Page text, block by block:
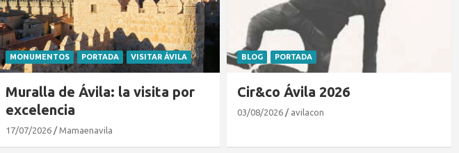
MONUMENTOS PORTADA VISITAR ÁVILA
Muralla de Ávila: la visita por
excelencia
17/07/2026 Mamaenavila
BLOG PORTADA
Cir&co Ávila 2026
03/08/2026 avilacon